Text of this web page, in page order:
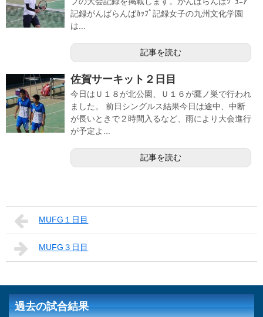
記録がんばらんばｶｯﾌﾟ記録女子の九州文化学園
は...
記事を読む
佐賀サーキット２日目
今日はＵ１８が北公園、Ｕ１６が鷹ノ巣で行われ
ました。 前日シングルス結果今日は途中、中断
が長いときで２時間入るなど、雨により大会進行
が予定よ...
記事を読む
MUFG１日目
MUFG３日目
過去の試合結果